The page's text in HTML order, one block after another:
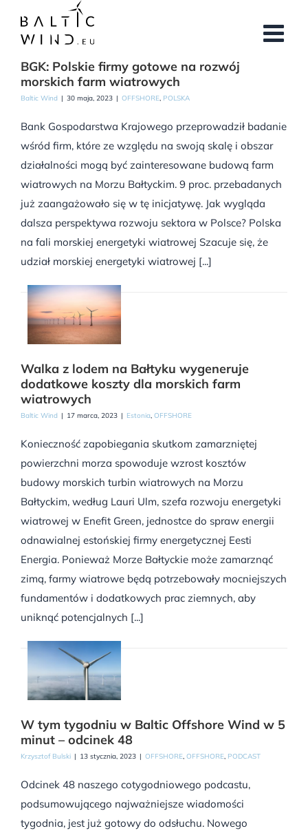
zawartości
BGK: Polskie firmy gotowe na rozwój
morskich farm wiatrowych
Baltic Wind | 30 maja, 2023 | OFFSHORE, POLSKA
Bank Gospodarstwa Krajowego przeprowadził badanie
wśród firm, które ze względu na swoją skalę i obszar
działalności mogą być zainteresowane budową farm
wiatrowych na Morzu Bałtyckim. 9 proc. przebadanych
już zaangażowało się w tę inicjatywę. Jak wygląda
dalsza perspektywa rozwoju sektora w Polsce? Polska
na fali morskiej energetyki wiatrowej Szacuje się, że
udział morskiej energetyki wiatrowej [...]
Walka z lodem na Bałtyku wygeneruje
dodatkowe koszty dla morskich farm
wiatrowych
Baltic Wind | 17 marca, 2023 | Estonia, OFFSHORE
Konieczność zapobiegania skutkom zamarzniętej
powierzchni morza spowoduje wzrost kosztów
budowy morskich turbin wiatrowych na Morzu
Bałtyckim, według Lauri Ulm, szefa rozwoju energetyki
wiatrowej w Enefit Green, jednostce do spraw energii
odnawialnej estońskiej firmy energetycznej Eesti
Energia. Ponieważ Morze Bałtyckie może zamarznąć
zimą, farmy wiatrowe będą potrzebowały mocniejszych
fundamentów i dodatkowych prac ziemnych, aby
uniknąć potencjalnych [...]
W tym tygodniu w Baltic Offshore Wind w 5
minut – odcinek 48
Krzysztof Bulski | 13 stycznia, 2023 | OFFSHORE, OFFSHORE, PODCAST
Odcinek 48 naszego cotygodniowego podcastu,
podsumowującego najważniejsze wiadomości
tygodnia, jest już gotowy do odsłuchu. Nowego